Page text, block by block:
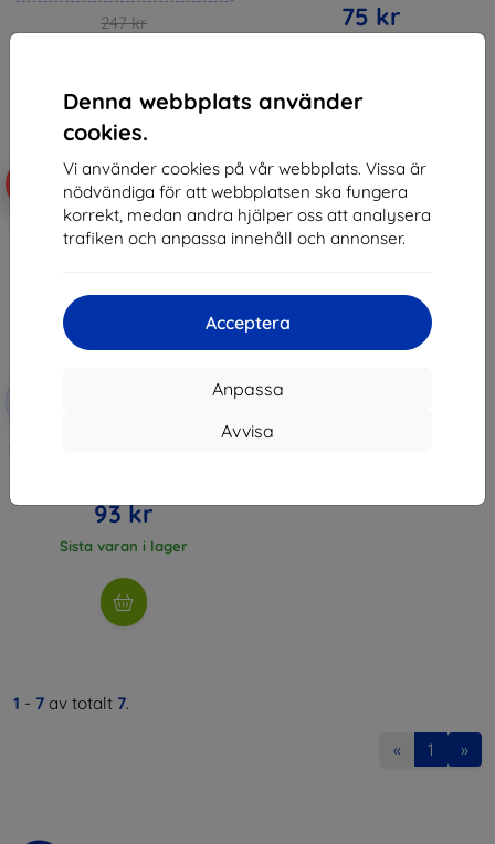
Denna webbplats använder
cookies.
Vi använder cookies på vår webbplats. Vissa är
nödvändiga för att webbplatsen ska fungera
korrekt, medan andra hjälper oss att analysera
trafiken och anpassa innehåll och annonser.
Acceptera
Anpassa
Avvisa
247 kr 75 kr
EXTRA10
3MK FlexibleGlass TCL K11 Hybrid
93 kr
Sista varan i lager
1 - 7 av totalt 7.
« 1 »